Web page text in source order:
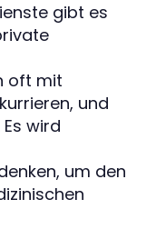
gibt es
oft mit
und
wird
um den